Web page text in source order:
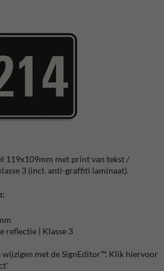
119x109mm met print van tekst /
3 (incl. anti-graffiti laminaat).
reflectie | Klasse 3
wijzigen met de SignEditor™. Klik hiervoor